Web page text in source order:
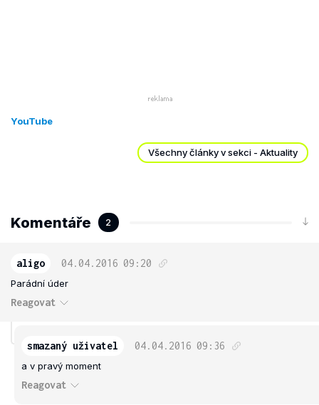
YouTube
Všechny články v sekci - Aktuality
Komentáře 2
aligo 04.04.2016 09:20
Parádní úder
Reagovat
smazaný uživatel 04.04.2016 09:36
a v pravý moment
Reagovat